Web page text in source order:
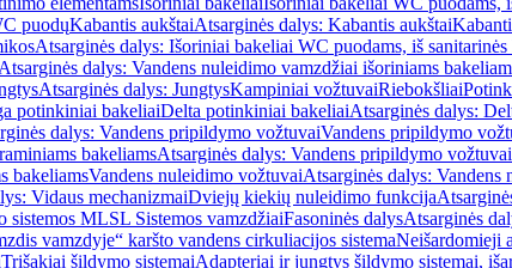
puodųKabantis aukštaiAtsarginės dalys: Kabantis aukštai
Atsarginės dalys: Išoriniai bakeliai WC puodams, iš
Atsarginės dalys: Vandens nuleidimo vamzdžiai išoriniams
Atsarginės dalys: JungtysKampiniai vožtuvaiRiebokšliai
potinkiniai bakeliaiDelta potinkiniai bakeliaiAtsarginės dalys:
dalys: Vandens pripildymo vožtuvaiVandens pripildymo
bakeliamsAtsarginės dalys: Vandens pripildymo
bakeliamsVandens nuleidimo vožtuvaiAtsarginės dalys: Vandens
Vidaus mechanizmaiDviejų kiekių nuleidimo funkcija
sistemos MLSL Sistemos vamzdžiaiFasoninės dalysAtsarginės
vamzdyje“ karšto vandens cirkuliacijos sistemaNeišardomieji
Trišakiai šildymo sistemaiAdapteriai ir jungtys šildymo sistemai,